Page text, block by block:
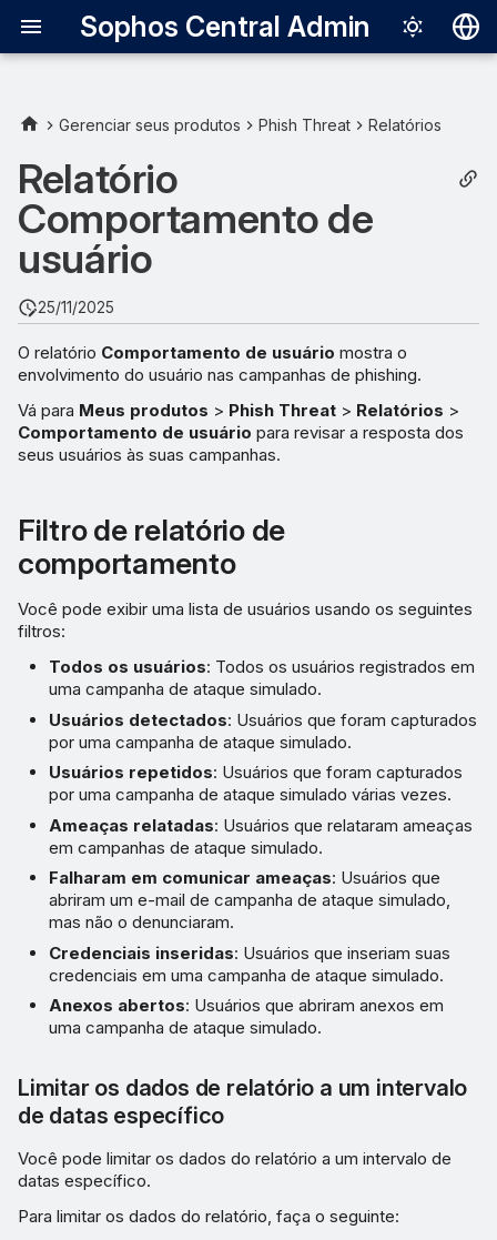
Sophos Central Admin
English
한국어
Português
中文（繁體）
comportamento
Limitar os dados de
relatório a um intervalo de
de um relatório
Exportar
Gerenciar seus produtos Phish Threat Relatórios
Relatório
Comportamento de
usuário
25/11/2025
O relatório Comportamento de usuário mostra o
envolvimento do usuário nas campanhas de phishing.
Vá para Meus produtos > Phish Threat > Relatórios >
Comportamento de usuário para revisar a resposta dos
seus usuários às suas campanhas.
Filtro de relatório de
comportamento
Você pode exibir uma lista de usuários usando os seguintes
filtros:
Todos os usuários: Todos os usuários registrados em
uma campanha de ataque simulado.
Usuários detectados: Usuários que foram capturados
por uma campanha de ataque simulado.
Usuários repetidos: Usuários que foram capturados
por uma campanha de ataque simulado várias vezes.
Ameaças relatadas: Usuários que relataram ameaças
em campanhas de ataque simulado.
Falharam em comunicar ameaças: Usuários que
abriram um e-mail de campanha de ataque simulado,
mas não o denunciaram.
Credenciais inseridas: Usuários que inseriam suas
credenciais em uma campanha de ataque simulado.
Anexos abertos: Usuários que abriram anexos em
uma campanha de ataque simulado.
Limitar os dados de relatório a um intervalo
de datas específico
Você pode limitar os dados do relatório a um intervalo de
datas específico.
Para limitar os dados do relatório, faça o seguinte: